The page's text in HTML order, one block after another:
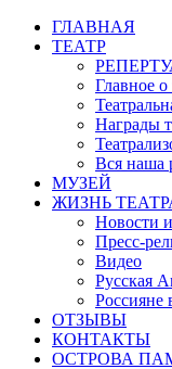
ГЛАВНАЯ
ТЕАТР
Главное о
Награды
Вся наша
МУЗЕЙ
ЖИЗНЬ
Новости
Пресс-
Видео
Русская
Россияне
ОТЗЫВЫ
КОНТАКТЫ
ОСТРОВА